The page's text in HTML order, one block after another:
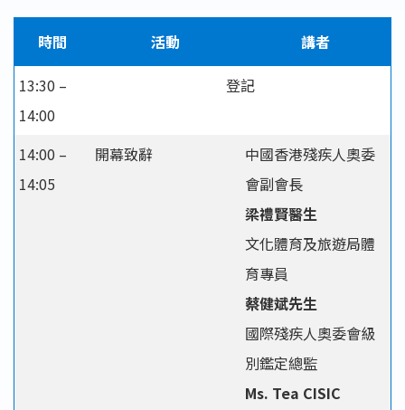
時間 活動
講者
13:30 –
14:00
登記
14:00 –
14:05
開幕致辭
中國香港殘疾人奧委
會副會長
梁禮賢醫生
文化體育及旅遊局體
育專員
蔡健斌先生
國際殘疾人奧委會級
別鑑定總監
Ms. Tea CISIC